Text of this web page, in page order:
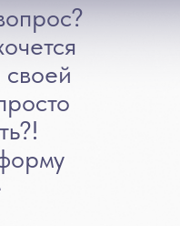
своей